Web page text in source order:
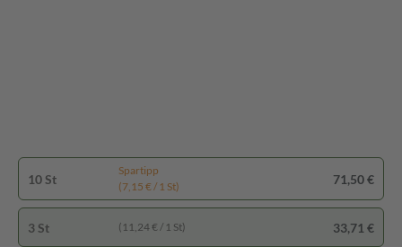
10 St
Spartipp
(7,15 € / 1 St)
71,50 €
3 St (11,24 € / 1 St) 33,71 €